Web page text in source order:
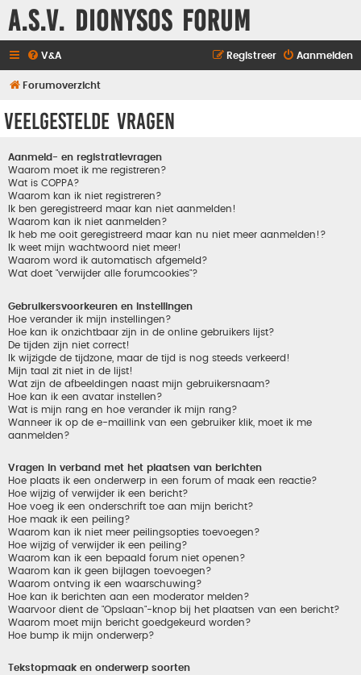
A.S.V. Dionysos Forum
V&A Aanmelden
Registreer
Forumoverzicht
Veelgestelde vragen
Aanmeld- en registratievragen
Waarom moet ik me registreren?
Wat is COPPA?
Waarom kan ik niet registreren?
Ik ben geregistreerd maar kan niet aanmelden!
Waarom kan ik niet aanmelden?
Ik heb me ooit geregistreerd maar kan nu niet meer aanmelden!?
Ik weet mijn wachtwoord niet meer!
Waarom word ik automatisch afgemeld?
Wat doet "verwijder alle forumcookies"?
Gebruikersvoorkeuren en instellingen
Hoe verander ik mijn instellingen?
Hoe kan ik onzichtbaar zijn in de online gebruikers lijst?
De tijden zijn niet correct!
Ik wijzigde de tijdzone, maar de tijd is nog steeds verkeerd!
Mijn taal zit niet in de lijst!
Wat zijn de afbeeldingen naast mijn gebruikersnaam?
Hoe kan ik een avatar instellen?
Wat is mijn rang en hoe verander ik mijn rang?
Wanneer ik op de e-maillink van een gebruiker klik, moet ik me
aanmelden?
Vragen in verband met het plaatsen van berichten
Hoe plaats ik een onderwerp in een forum of maak een reactie?
Hoe wijzig of verwijder ik een bericht?
Hoe voeg ik een onderschrift toe aan mijn bericht?
Hoe maak ik een peiling?
Waarom kan ik niet meer peilingsopties toevoegen?
Hoe wijzig of verwijder ik een peiling?
Waarom kan ik een bepaald forum niet openen?
Waarom kan ik geen bijlagen toevoegen?
Waarom ontving ik een waarschuwing?
Hoe kan ik berichten aan een moderator melden?
Waarvoor dient de "Opslaan"-knop bij het plaatsen van een bericht?
Waarom moet mijn bericht goedgekeurd worden?
Hoe bump ik mijn onderwerp?
Tekstopmaak en onderwerp soorten